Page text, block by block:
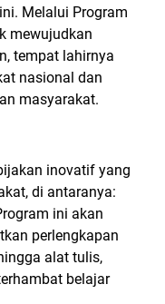
Melalui Program
mewujudkan
tempat lahirnya
nasional dan
masyarakat.
inovatif yang
di antaranya:
ini akan
perlengkapan
alat tulis,
belajar